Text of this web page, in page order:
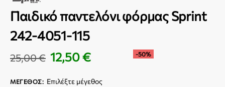
Παιδικό παντελόνι φόρμας Sprint
242-4051-115
25,00€ 12,50€ -50%
ΜΈΓΕΘΟΣ: Επιλέξτε μέγεθος